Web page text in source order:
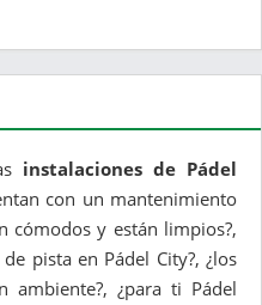
instalaciones de Pádel
con un mantenimiento
cómodos y están limpios?,
pista en Pádel City?, ¿los
ambiente?, ¿para ti Pádel